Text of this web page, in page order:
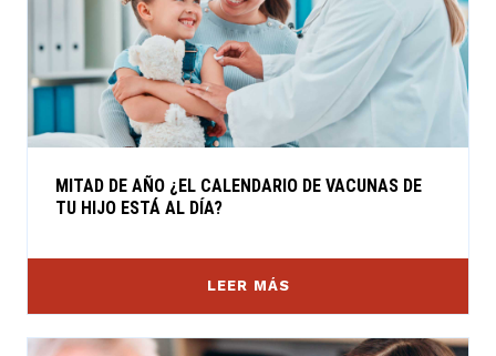
MITAD DE AÑO ¿EL CALENDARIO DE VACUNAS DE
TU HIJO ESTÁ AL DÍA?
LEER MÁS